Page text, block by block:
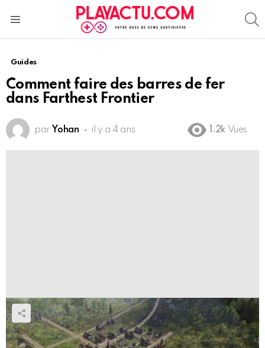
Guides
Comment faire des barres de fer
dans Farthest Frontier
par Yohan il y a 4 ans 1.2k Vues